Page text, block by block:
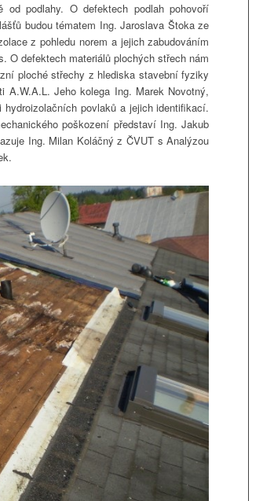
podlahy. O defektech podlah pohovoří
budou tématem Ing. Jaroslava Štoka ze
z pohledu norem a jejich zabudováním
O defektech materiálů plochých střech nám
ploché střechy z hlediska stavební fyziky
Jeho kolega Ing. Marek Novotný,
povlaků a jejich identifikací.
poškození představí Ing. Jakub
Ing. Milan Koláčný z ČVUT s Analýzou